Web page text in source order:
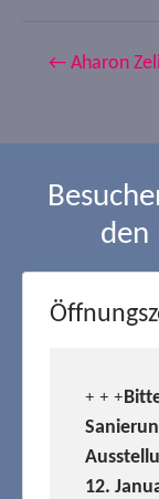
← Aharon
den
+ + +
12.